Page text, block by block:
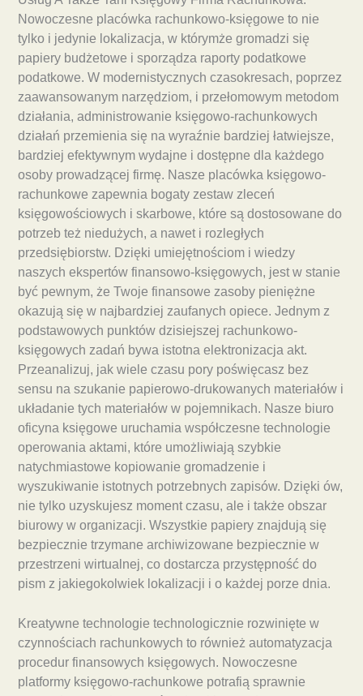
Nowoczesne placówka rachunkowo-księgowe to nie
tylko i jedynie lokalizacja, w którymże gromadzi się
papiery budżetowe i sporządza raporty podatkowe
podatkowe. W modernistycznych czasokresach, poprzez
zaawansowanym narzędziom, i przełomowym metodom
działania, administrowanie księgowo-rachunkowych
działań przemienia się na wyraźnie bardziej łatwiejsze,
bardziej efektywnym wydajne i dostępne dla każdego
osoby prowadzącej firmę. Nasze placówka księgowo-
rachunkowe zapewnia bogaty zestaw zleceń
księgowościowych i skarbowe, które są dostosowane do
potrzeb też niedużych, a nawet i rozległych
przedsiębiorstw. Dzięki umiejętnościom i wiedzy
naszych ekspertów finansowo-księgowych, jest w stanie
być pewnym, że Twoje finansowe zasoby pieniężne
okazują się w najbardziej zaufanych opiece. Jednym z
podstawowych punktów dzisiejszej rachunkowo-
księgowych zadań bywa istotna elektronizacja akt.
Przeanalizuj, jak wiele czasu pory poświęcasz bez
sensu na szukanie papierowo-drukowanych materiałów i
układanie tych materiałów w pojemnikach. Nasze biuro
oficyna księgowe uruchamia współczesne technologie
operowania aktami, które umożliwiają szybkie
natychmiastowe kopiowanie gromadzenie i
wyszukiwanie istotnych potrzebnych zapisów. Dzięki ów,
nie tylko uzyskujesz moment czasu, ale i także obszar
biurowy w organizacji. Wszystkie papiery znajdują się
bezpiecznie trzymane archiwizowane bezpiecznie w
przestrzeni wirtualnej, co dostarcza przystępność do
pism z jakiegokolwiek lokalizacji i o każdej porze dnia.
Kreatywne technologie technologicznie rozwinięte w
czynnościach rachunkowych to również automatyzacja
procedur finansowych księgowych. Nowoczesne
platformy księgowo-rachunkowe potrafią sprawnie